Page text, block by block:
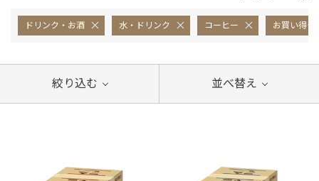
ドリンク・お酒 水・ドリンク コーヒー お買い得セ
絞り込む 並べ替え